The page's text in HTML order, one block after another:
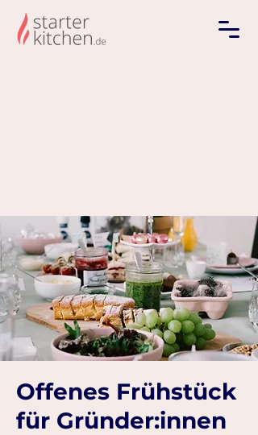
Offenes Frühstück
für Gründer:innen